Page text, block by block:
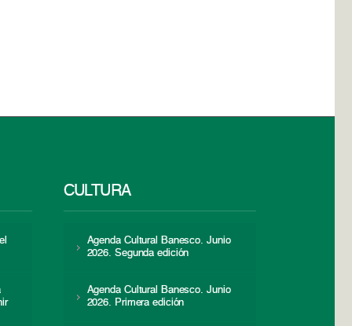
CULTURA
Agenda Cultural Banesco. Junio
2026. Segunda edición
Agenda Cultural Banesco. Junio
2026. Primera edición